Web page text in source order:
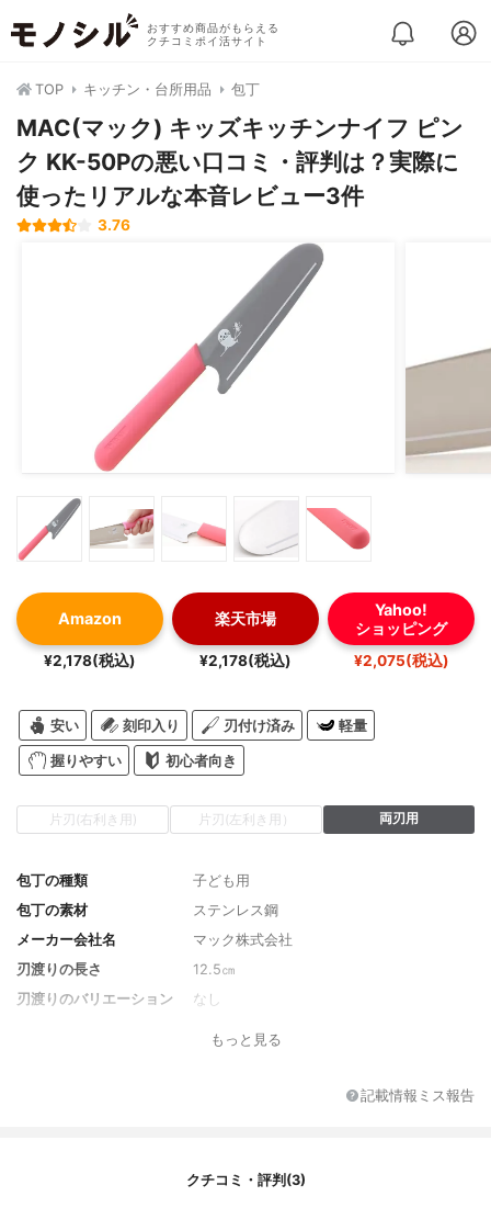
おすすめ商品がもらえる
クチコミポイ活サイト
TOP キッチン・台所用品 包丁
MAC(マック) キッズキッチンナイフ ピン
ク KK-50Pの悪い口コミ・評判は？実際に
使ったリアルな本音レビュー3件
3.76
Amazon
¥2,178(税込)
楽天市場
¥2,178(税込)
Yahoo!
ショッピング
¥2,075(税込)
安い 刻印入り 刃付け済み 軽量
握りやすい 初心者向き
片刃(右利き用) 片刃(左利き用） 両刃用
包丁の種類
子ども用
包丁の素材
ステンレス鋼
メーカー会社名
マック株式会社
刃渡りの長さ
12.5㎝
刃渡りのバリエーション
なし
もっと見る
記載情報ミス報告
クチコミ・評判(3)